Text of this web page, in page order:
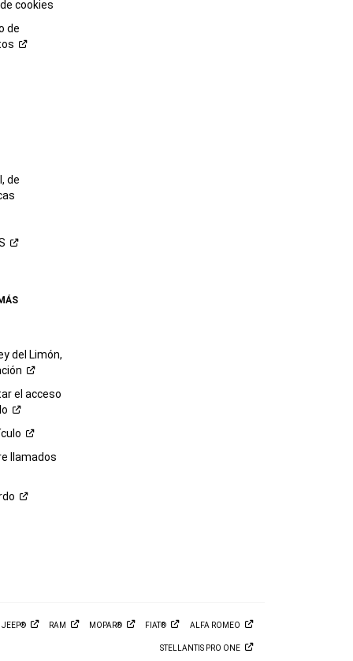
cookies
de
de
del Limón,
el acceso
llamados
JEEP® RAM MOPAR® FIAT® ALFA ROMEO
STELLANTIS PRO ONE